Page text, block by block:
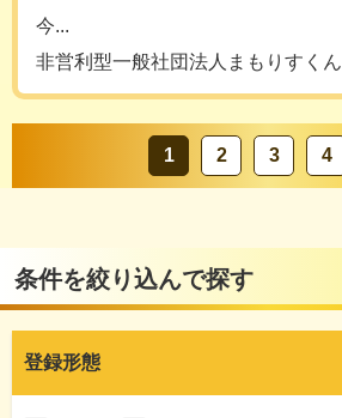
今...
非営利型一般社団法人まもりすくん
1 2 3 4
条件を絞り込んで探す
登録形態